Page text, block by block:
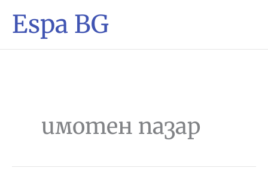
Espa BG
имотен пазар